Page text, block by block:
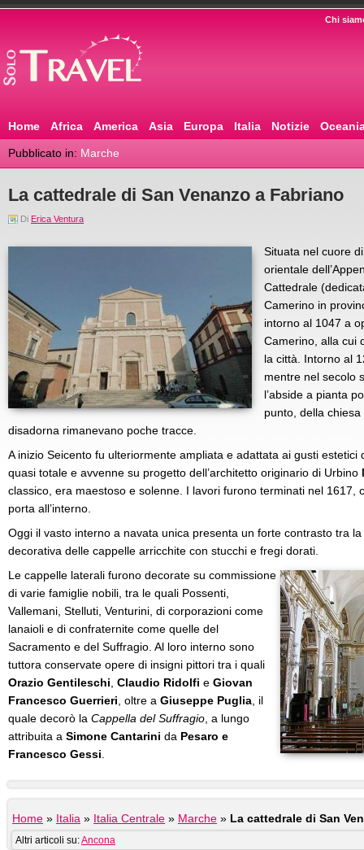
Chi
Home Africa America Asia Europa Italia Notizie
Pubblicato in: Marche
La cattedrale di San Venanzo a Fabriano
Di Erica Ventura
Situata nel cuore
orientale
Cattedrale
Camerino in
intorno al 1047 a
Camerino, alla cui
la città. Intorno al
mentre nel secolo
l’abside a pianta
punto, della chiesa
disadorna rimanevano poche tracce.
A inizio Seicento fu ulteriormente ampliata e adattata ai gusti estetici
quasi totale e avvenne su progetto dell’architetto originario di Urbino
classico, era maestoso e solenne. I lavori furono terminati nel 1617,
porta all’interno.
Oggi il vasto interno a navata unica presenta un forte contrasto tra
decorativa delle cappelle arricchite con stucchi e fregi dorati.
Le cappelle laterali furono decorate su commissione
di varie famiglie nobili, tra le quali Possenti,
Vallemani, Stelluti, Venturini, di corporazioni come
lanaioli e di confraternite come quelle del
Sacramento e del Suffragio. Al loro interno sono
tuttora conservate opere di insigni pittori tra i quali
Orazio Gentileschi Claudio Ridolfi e Giovan
Francesco Guerrieri , oltre a Giuseppe Puglia , il
quale decorò la Cappella del Suffragio , a lungo
attribuita a Simone Cantarini da Pesaro e
Francesco Gessi
Home » Italia » Italia Centrale » Marche » La cattedrale di San
Altri articoli su:Ancona